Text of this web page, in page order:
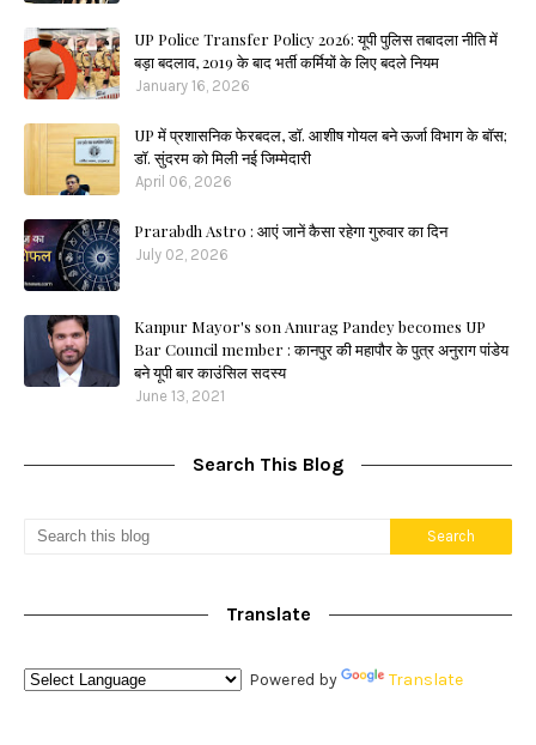
UP Police Transfer Policy 2026: यूपी पुलिस तबादला नीति में
बड़ा बदलाव, 2019 के बाद भर्ती कर्मियों के लिए बदले नियम
January 16, 2026
UP में प्रशासनिक फेरबदल, डॉ. आशीष गोयल बने ऊर्जा विभाग के बॉस;
डॉ. सुंदरम को मिली नई जिम्मेदारी
April 06, 2026
Prarabdh Astro : आएं जानें कैसा रहेगा गुरुवार का दिन
July 02, 2026
Kanpur Mayor's son Anurag Pandey becomes UP
Bar Council member : कानपुर की महापौर के पुत्र अनुराग पांडेय
बने यूपी बार काउंसिल सदस्य
June 13, 2021
Search This Blog
Translate
Powered by Translate